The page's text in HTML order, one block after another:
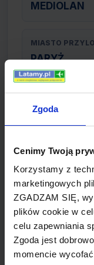
Zgoda
Cenimy Twoją
Korzystamy z
marketingowych
ZGADZAM SIĘ,
plików cookie w
celu zapewniania
Zgoda jest
momencie
MEDIOLAN
MIASTO
PARYŻ
TYP
REZERWACJA
online lub
PŁATNOŚĆ
przelew,